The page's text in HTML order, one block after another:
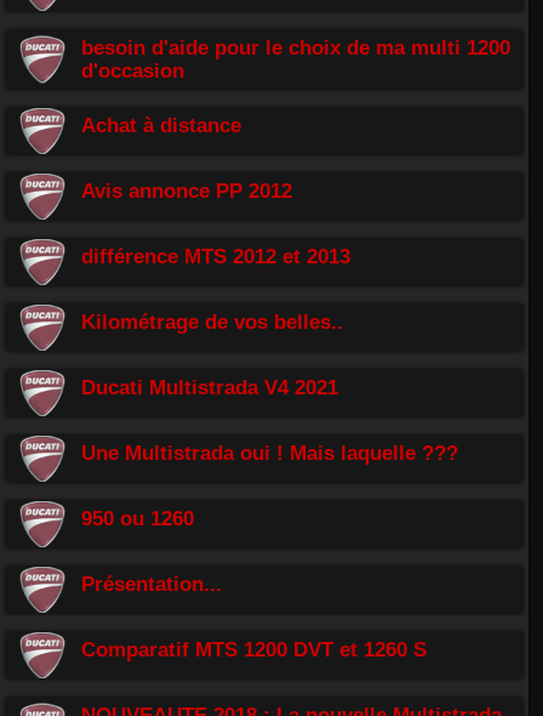
besoin d'aide pour le choix de ma multi 1200
d'occasion
Achat à distance
Avis annonce PP 2012
différence MTS 2012 et 2013
Kilométrage de vos belles..
Ducati Multistrada V4 2021
Une Multistrada oui ! Mais laquelle ???
950 ou 1260
Présentation...
Comparatif MTS 1200 DVT et 1260 S